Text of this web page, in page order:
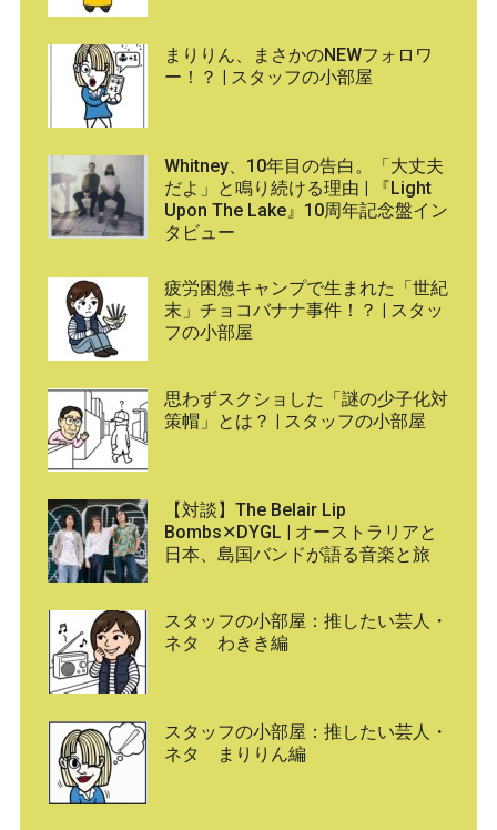
まりりん、まさかのNEWフォロワ
ー！？ | スタッフの小部屋
Whitney、10年目の告白。「大丈夫
だよ」と鳴り続ける理由 | 『Light
Upon The Lake』10周年記念盤イン
タビュー
疲労困憊キャンプで生まれた「世紀
末」チョコバナナ事件！？ | スタッ
フの小部屋
思わずスクショした「謎の少子化対
策帽」とは？ | スタッフの小部屋
【対談】The Belair Lip
Bombs✕DYGL | オーストラリアと
日本、島国バンドが語る音楽と旅
スタッフの小部屋：推したい芸人・
ネタ わきき編
スタッフの小部屋：推したい芸人・
ネタ まりりん編